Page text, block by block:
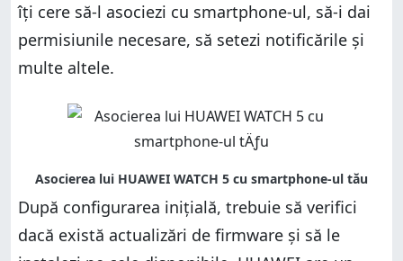
îți cere să-l asociezi cu smartphone-ul, să-i dai
permisiunile necesare, să setezi notificările și
multe altele.
După configurarea inițială, trebuie să verifici
dacă există actualizări de firmware și să le